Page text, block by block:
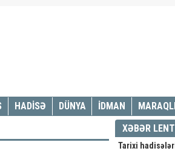
HADİSƏ DÜNYA İDMAN
XƏBƏR
Tarixi